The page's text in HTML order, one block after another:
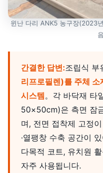
윈난 다리 ANK5 농구장(2023
간결한 답변:조립식 부
리프로필렌)를 주체
시스템。각 바닥재 타
50×50cm)은 측면 잠
며, 전면 접착제 고정
·열팽창 수축 공간이
다목적 코트, 유치원
자주 사용됩니다.